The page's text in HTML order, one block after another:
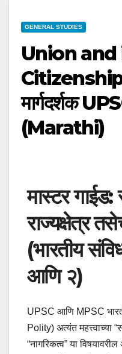
GENERAL STUDIES
Union
Citizenship
मार्गदर्शक
(Marathi)
मास्टर
राज्यक्षेत्र
(भारतीय
आणि २)
UPSC आणि MPSC
Polity) अत्यंत महत्त्वाच्या
“नागरिकत्व” या